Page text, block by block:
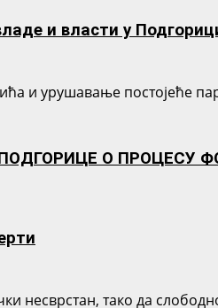
и власти у
и урушавање постојеће
ПОДГОРИЦЕ О ПРОЦЕСУ
несврстан, тако да